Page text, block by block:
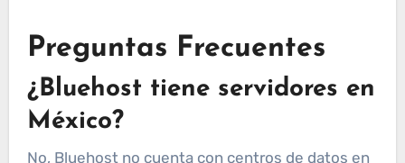
Preguntas Frecuentes
¿Bluehost tiene servidores en
México?
No, Bluehost no cuenta con centros de datos en